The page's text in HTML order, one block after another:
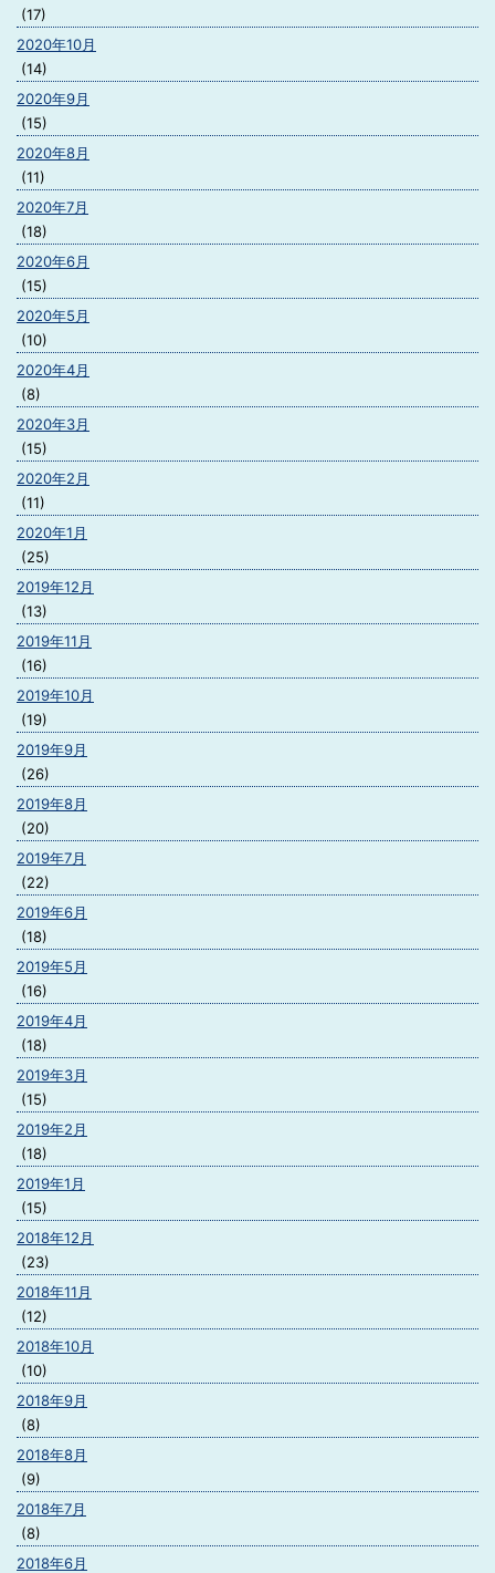
(17)
2020年10月
(14)
2020年9月
(15)
2020年8月
(11)
2020年7月
(18)
2020年6月
(15)
2020年5月
(10)
2020年4月
(8)
2020年3月
(15)
2020年2月
(11)
2020年1月
(25)
2019年12月
(13)
2019年11月
(16)
2019年10月
(19)
2019年9月
(26)
2019年8月
(20)
2019年7月
(22)
2019年6月
(18)
2019年5月
(16)
2019年4月
(18)
2019年3月
(15)
2019年2月
(18)
2019年1月
(15)
2018年12月
(23)
2018年11月
(12)
2018年10月
(10)
2018年9月
(8)
2018年8月
(9)
2018年7月
(8)
2018年6月